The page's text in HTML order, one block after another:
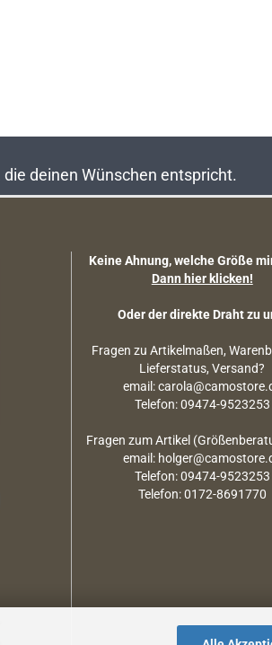
deinen Wünschen entspricht.
Keine Ahnung, welche Größe
Dann hier klicken!
Oder der direkte Draht zu
Fragen zu Artikelmaßen,
Lieferstatus, Versand?
email:
Telefon: 09474-9523253
Fragen zum Artikel
email:
Telefon: 09474-9523253
Telefon: 0172-8691770